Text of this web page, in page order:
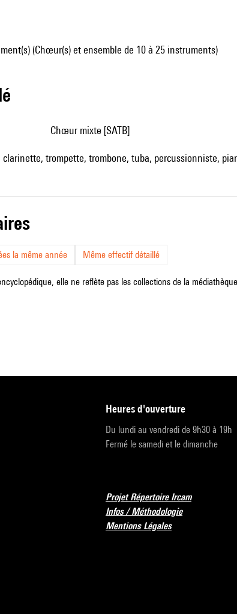
(Chœur(s) et ensemble de 10 à 25 instruments)
chœur mixte [SATB]
trompette, trombone, tuba, percussionniste,
la même année Même effectif détaillé
elle ne reflète pas les collections de la
heures d'ouverture
Du lundi au vendredi de 9h30 à 19h
Fermé le samedi et le dimanche
Projet Répertoire Ircam
Infos / Méthodologie
Mentions Légales